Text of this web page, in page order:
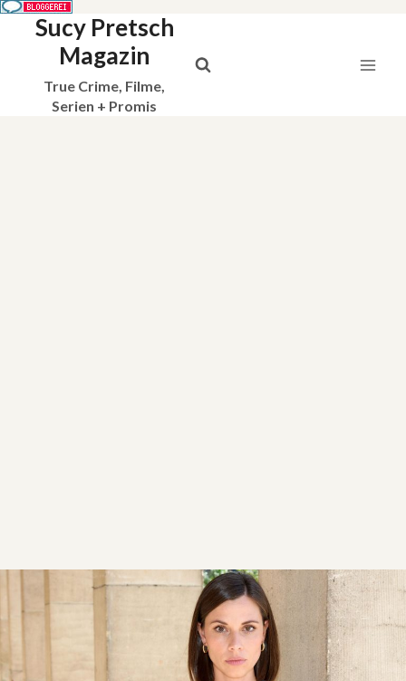
Sucy Pretsch
Magazin
True Crime, Filme,
Serien + Promis